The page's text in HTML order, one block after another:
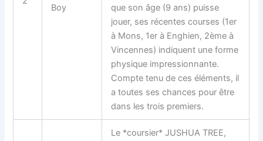
Boy
que son âge (9 ans) puisse
jouer, ses récentes courses (1er
à Mons, 1er à Enghien, 2ème à
Vincennes) indiquent une forme
physique impressionnante.
Compte tenu de ces éléments, il
a toutes ses chances pour être
dans les trois premiers.
Le *coursier* JUSHUA TREE,